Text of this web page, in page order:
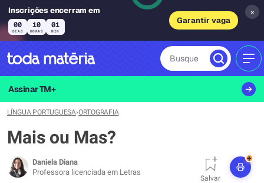
Inscrições encerram em
00
DIAS
10
HORAS
01
MIN
Garantir vaga
×
Busque
Assinar TM+
LÍNGUA PORTUGUESA›ORTOGRAFIA
Mais ou Mas?
Daniela Diana
Professora licenciada em Letras
Salvar
+